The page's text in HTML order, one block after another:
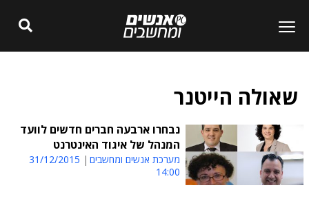
שאולה הייטנר
נבחרו ארבעה חברים חדשים לוועד
המנהל של איגוד האינטרנט
מערכת אנשים ומחשבים
31/12/2015
14:00